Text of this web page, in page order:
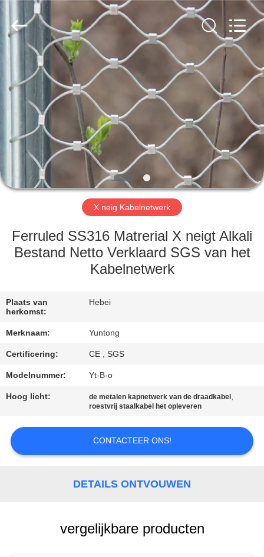
HUIS
PRODUCTEN
ONGEVEER
ONS
FABRIEKSREIS
KWALITEITSCONTROLE
CONTACTEER
VERZOEK
OM EEN
CITAAT
SITEMAP
Anping
Wire
Mesh
Co.,Ltd.
All
X neig Kabelnetwerk
Ferruled SS316 Matrerial X neigt Alkali
Bestand Netto Verklaard SGS van het
Kabelnetwerk
Plaats van
herkomst:
Hebei
Merknaam: Yuntong
Certificering: CE , SGS
Modelnummer: Yt-B-o
Hoog licht: de metalen kapnetwerk van de draadkabel ,
roestvrij staalkabel het opleveren
CONTACTEER ONS!
DETAILS ONTVOUWEN
vergelijkbare producten